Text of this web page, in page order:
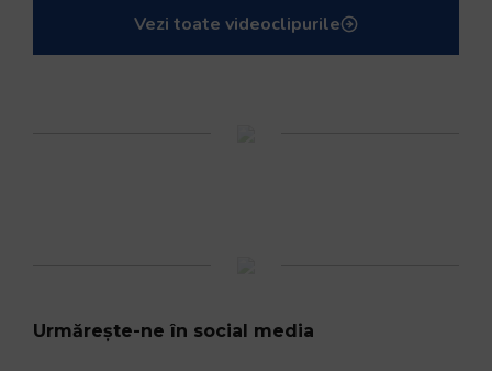
Vezi toate videoclipurile
Urmărește-ne în social media